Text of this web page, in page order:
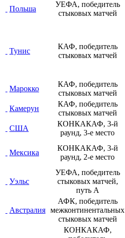
Польша
УЕФА, победитель
стыковых матчей
Тунис
КАФ, победитель
стыковых матчей
Марокко
КАФ, победитель
стыковых матчей
Камерун
КАФ, победитель
стыковых матчей
США
КОНКАКАФ, 3-й
раунд, 3-е место
Мексика
КОНКАКАФ, 3-й
раунд, 2-е место
Уэльс
УЕФА, победитель
стыковых матчей,
путь А
Австралия
АФК, победитель
межконтинентальных
стыковых матчей
КОНКАКАФ,